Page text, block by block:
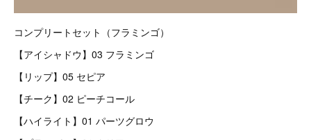
コンプリートセット（フラミンゴ）
【アイシャドウ】03 フラミンゴ
【リップ】05 セピア
【チーク】02 ピーチコール
【ハイライト】01 パーツグロウ